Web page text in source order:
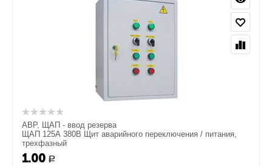
АВР, ЩАП - ввод резерва
ЩАП 125А 380В Щит аварийного переключения / питания,
трехфазный
1.00 Р